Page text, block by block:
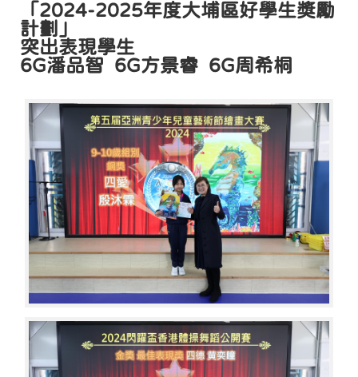
「2024-2025年度大埔區好學生獎勵
計劃」
突出表現學生
6G潘品智 6G方景睿 6G周希桐